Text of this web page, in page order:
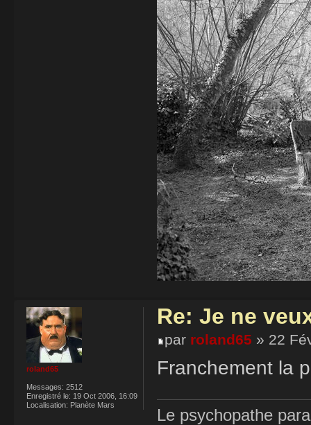
Re: Je ne
par roland65 » 22
Franchement la
Le psychopathe
roland65
Messages: 2512
Enregistré le: 19 Oct 2006, 16:09
Localisation: Planète Mars